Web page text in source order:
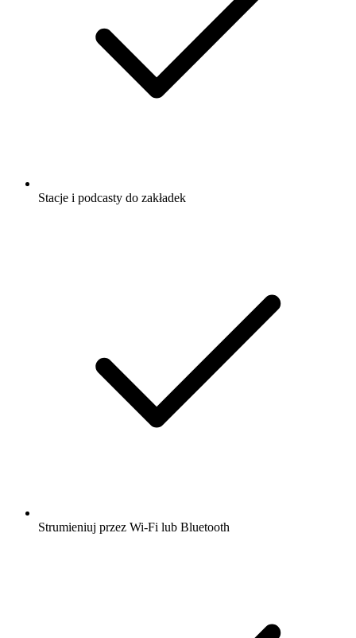
Stacje i podcasty do zakładek
Strumieniuj przez Wi-Fi lub Bluetooth